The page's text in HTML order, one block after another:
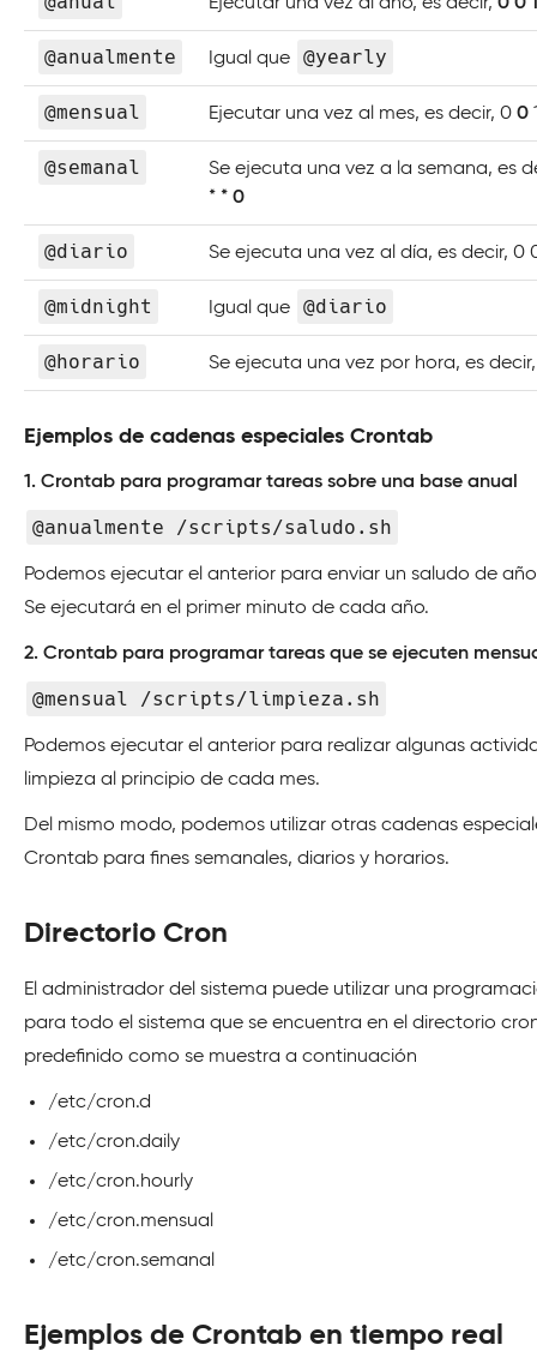
@anualmente Igual que @yearly
@mensual Ejecutar una vez al mes, es decir, 0 0
@semanal
Se ejecuta una vez a la semana, es
* * 0
@diario Se ejecuta una vez al día, es decir, 0
@midnight Igual que @diario
@horario Se ejecuta una vez por hora, es
Ejemplos de cadenas especiales Crontab
1. Crontab para programar tareas sobre una base anual
@anualmente /scripts/saludo.sh
Podemos ejecutar el anterior para enviar un saludo de
Se ejecutará en el primer minuto de cada año.
2. Crontab para programar tareas que se ejecuten
@mensual /scripts/limpieza.sh
Podemos ejecutar el anterior para realizar algunas
limpieza al principio de cada mes.
Del mismo modo, podemos utilizar otras cadenas
Crontab para fines semanales, diarios y horarios.
Directorio Cron
El administrador del sistema puede utilizar una
para todo el sistema que se encuentra en el directorio
predefinido como se muestra a continuación
/etc/cron.d
/etc/cron.daily
/etc/cron.hourly
/etc/cron.mensual
/etc/cron.semanal
Ejemplos de Crontab en tiempo real